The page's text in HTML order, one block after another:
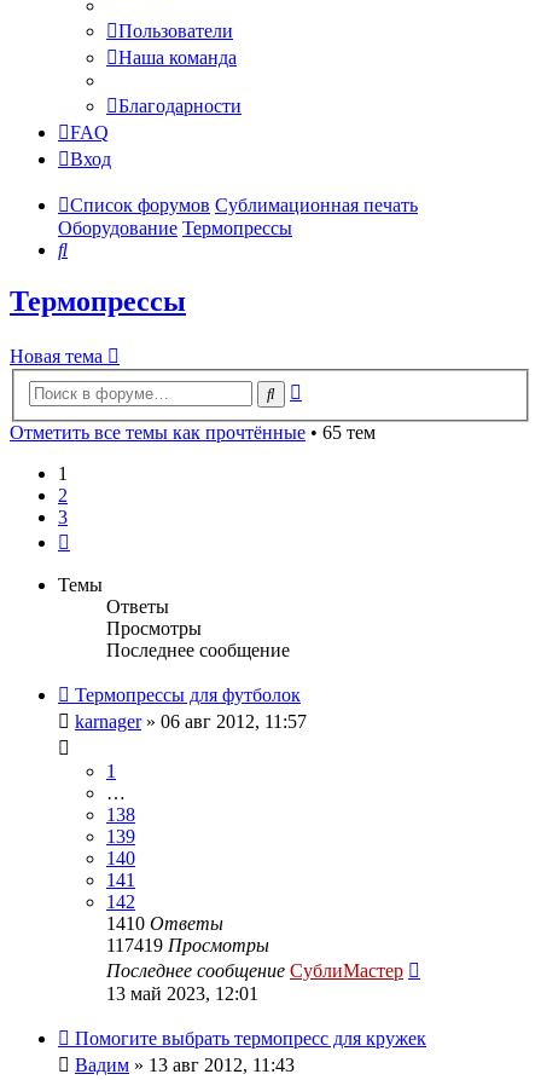
Пользователи
Наша команда
Благодарности
FAQ
Вход
Список форумов Сублимационная печать
Оборудование Термопрессы
Поиск
Термопрессы
Новая тема
Поиск
Отметить все темы как прочтённые • 65 тем
1
2
3
Темы
Ответы
Просмотры
Последнее сообщение
Термопрессы для футболок
karnager» 06 авг 2012, 11:57
1
…
138
139
140
141
142
1410 Ответы
117419 Просмотры
Последнее сообщение СублиМастер
13 май 2023, 12:01
Помогите выбрать термопресс для кружек
Вадим » 13 авг 2012, 11:43